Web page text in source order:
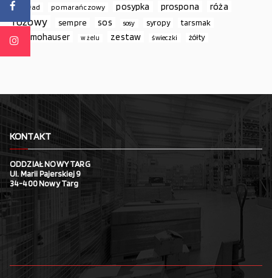
podkład pomarańczowy posypka prospona róża
różowy sempre sos sosy syropy tarsmak
thermohauser w żelu zestaw świeczki żółty
KONTAKT
ODDZIAŁ NOWY TARG
Ul. Marii Pajerskiej 9
34-400 Nowy Targ